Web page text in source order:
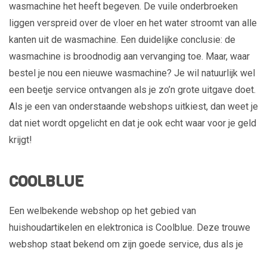
wasmachine het heeft begeven. De vuile onderbroeken
liggen verspreid over de vloer en het water stroomt van alle
kanten uit de wasmachine. Een duidelijke conclusie: de
wasmachine is broodnodig aan vervanging toe. Maar, waar
bestel je nou een nieuwe wasmachine? Je wil natuurlijk wel
een beetje service ontvangen als je zo’n grote uitgave doet.
Als je een van onderstaande webshops uitkiest, dan weet je
dat niet wordt opgelicht en dat je ook echt waar voor je geld
krijgt!
COOLBLUE
Een welbekende webshop op het gebied van
huishoudartikelen en elektronica is Coolblue. Deze trouwe
webshop staat bekend om zijn goede service, dus als je